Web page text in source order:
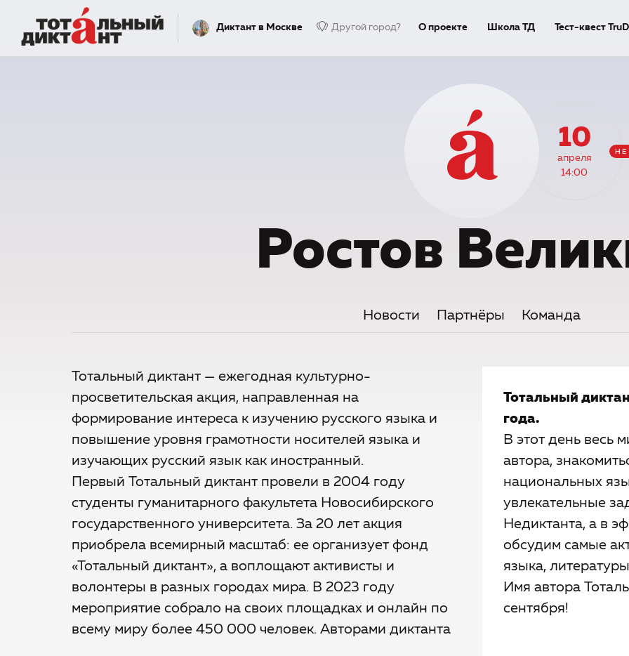
Диктант в Москве Другой город? О проекте Школа ТД Тест-квест TruD
Недиктант.Дети Столица Тексты
10
апреля
14:00
Ростов
Новости Партнёры Команда
Тотальный
года.
В этот день весь
автора,
национальных
увлекательные
Недиктанта, а в
обсудим самые
языка,
Имя автора
сентября!
Тотальный диктант — ежегодная культурно-
просветительская акция, направленная на
формирование интереса к изучению русского языка и
повышение уровня грамотности носителей языка и
изучающих русский язык как иностранный.
Первый Тотальный диктант провели в 2004 году
студенты гуманитарного факультета Новосибирского
государственного университета. За 20 лет акция
приобрела всемирный масштаб: ее организует фонд
«Тотальный диктант», а воплощают активисты и
волонтеры в разных городах мира. В 2023 году
мероприятие собрало на своих площадках и онлайн по
всему миру более 450 000 человек. Авторами диктанта